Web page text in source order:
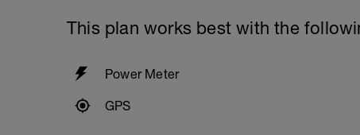
This plan works best with the
Power Meter
GPS